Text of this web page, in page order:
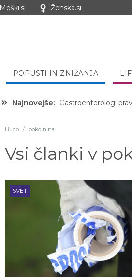
Moški.si Ženska.si
POPUSTI IN ZNIŽANJA
Najnovejše: Hibernacijska dieta:
Hudo / pokojnina
Vsi članki v
SVET